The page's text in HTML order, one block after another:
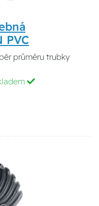
PVC
průměru trubky